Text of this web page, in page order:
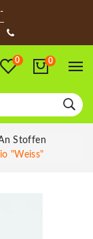
0 0
Stoffen
"Weiss"